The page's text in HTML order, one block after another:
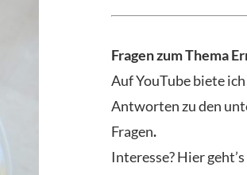
Fragen zum Thema
Auf YouTube biete
Antworten zu den
Fragen.
Interesse? Hier